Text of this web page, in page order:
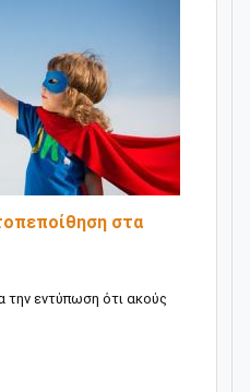
στα
την εντύπωση ότι ακούς